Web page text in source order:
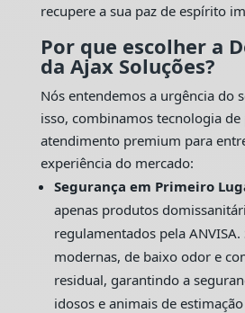
recupere a sua paz de espírito
Por que escolher a
da Ajax Soluções?
Nós entendemos a urgência do
isso, combinamos tecnologia
atendimento premium para
experiência do mercado:
Segurança em Primeiro
apenas produtos
regulamentados pela
modernas, de baixo odor e
residual, garantindo a
idosos e animais de